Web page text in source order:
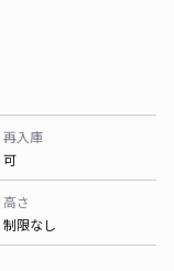
再入庫
可
高さ
制限なし